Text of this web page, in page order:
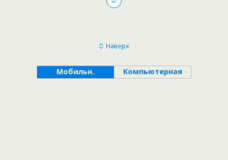
Наверх
Мобильн. Компьютерная